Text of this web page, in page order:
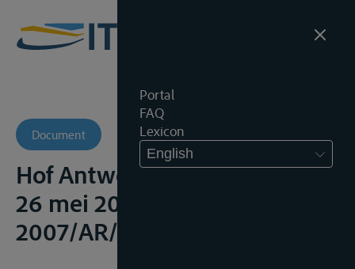
Portal
FAQ
Lexicon
English
Document
Hof Antwerpen, 4de Kamer,
26 mei 2008, onuitg.,
2007/AR/32